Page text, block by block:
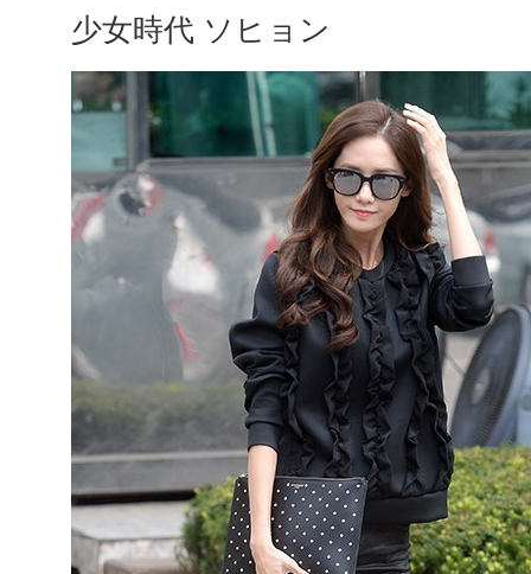
少女時代 ソヒョン